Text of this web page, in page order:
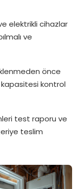
elektrikli cihazlar
ve
önce
kontrol
test raporu ve
teslim